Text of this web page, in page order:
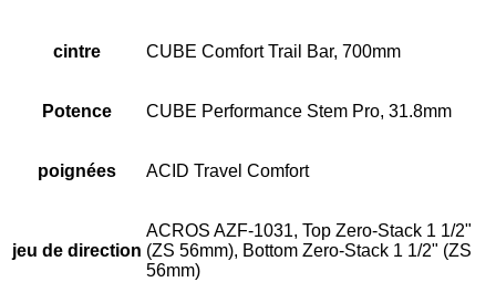
cintre CUBE Comfort Trail Bar, 700mm
Potence CUBE Performance Stem Pro, 31.8mm
poignées ACID Travel Comfort
jeu de direction
ACROS AZF-1031, Top Zero-Stack 1 1/2"
(ZS 56mm), Bottom Zero-Stack 1 1/2" (ZS
56mm)